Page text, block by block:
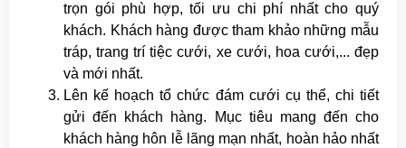
trọn gói phù hợp, tối ưu chi phí nhất cho quý
khách. Khách hàng được tham khảo những mẫu
tráp, trang trí tiệc cưới, xe cưới, hoa cưới,... đẹp
và mới nhất.
Lên kế hoạch tổ chức đám cưới cụ thể, chi tiết
gửi đến khách hàng. Mục tiêu mang đến cho
khách hàng hôn lễ lãng mạn nhất, hoàn hảo nhất